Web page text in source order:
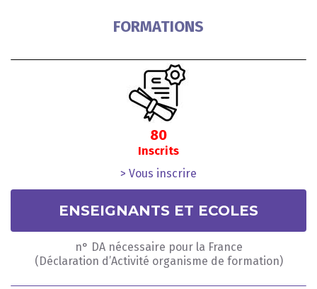
FORMATIONS
80
Inscrits
> Vous inscrire
ENSEIGNANTS ET ECOLES
n° DA nécessaire pour la France
(Déclaration d’Activité organisme de formation)